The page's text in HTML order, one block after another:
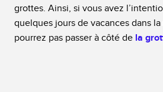
grottes. Ainsi, si vous avez
quelques jours de vacances dans
pourrez pas passer à côté de la